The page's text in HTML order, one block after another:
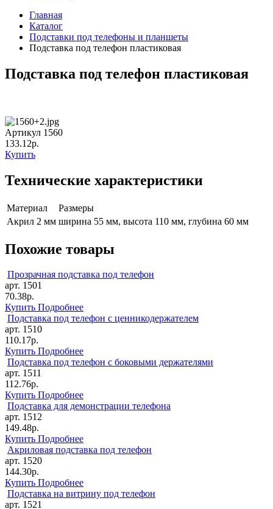
Главная
Каталог
Подставки под телефоны и планшеты
Подставка под телефон пластиковая
Подставка под телефон пластиковая
Артикул 1560
133.12р.
Купить
Технические характеристики
Материал
Размеры
Акрил 2 мм ширина 55 мм, высота 110 мм, глубина 60 мм
Похожие товары
Прозрачная подставка под телефон
арт. 1501
70.38р.
Купить Подробнее
Подставка под телефон с ценникодержателем
арт. 1510
110.17р.
Купить Подробнее
Подставка под телефон с боковыми держателями
арт. 1511
112.76р.
Купить Подробнее
Подставка для демонстрации телефона
арт. 1512
149.48р.
Купить Подробнее
Акриловая подставка под телефон
арт. 1520
144.30р.
Купить Подробнее
Подставка на витрину под телефон
арт. 1521